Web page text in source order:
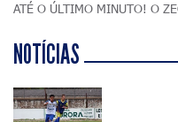
ATÉ O ÚLTIMO MINUTO! O
NOTÍCIAS